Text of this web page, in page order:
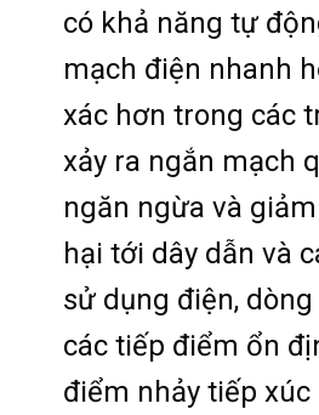
có khả năng tự
mạch điện nhanh
xác hơn trong các
xảy ra ngắn mạch
ngăn ngừa và
hại tới dây dẫn và
sử dụng điện,
các tiếp điểm ổn
điểm nhảy tiếp